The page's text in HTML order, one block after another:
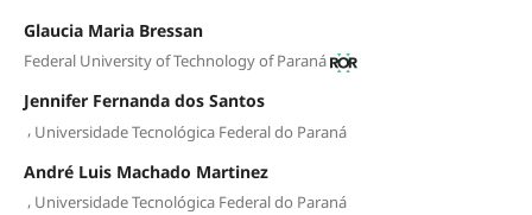
Glaucia Maria Bressan
Federal University of Technology of Paraná
Jennifer Fernanda dos Santos
, Universidade Tecnológica Federal do Paraná
André Luis Machado Martinez
, Universidade Tecnológica Federal do Paraná